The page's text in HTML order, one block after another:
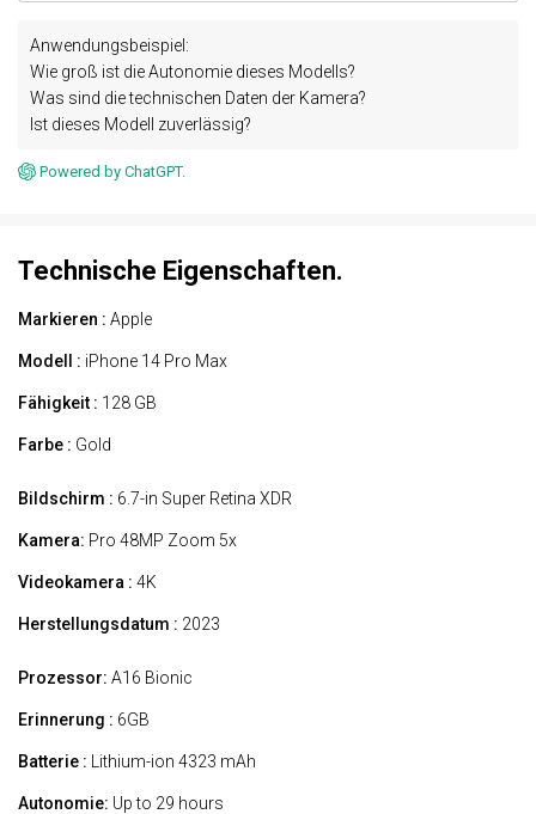
Anwendungsbeispiel:
Wie groß ist die Autonomie dieses Modells?
Was sind die technischen Daten der Kamera?
Ist dieses Modell zuverlässig?
Powered by ChatGPT.
Technische Eigenschaften.
Markieren : Apple
Modell : iPhone 14 Pro Max
Fähigkeit : 128 GB
Farbe : Gold
Bildschirm : 6.7-in Super Retina XDR
Kamera: Pro 48MP Zoom 5x
Videokamera : 4K
Herstellungsdatum : 2023
Prozessor: A16 Bionic
Erinnerung : 6GB
Batterie : Lithium-ion 4323 mAh
Autonomie: Up to 29 hours